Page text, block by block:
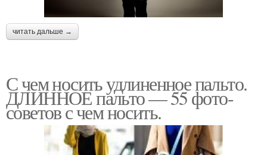
читать дальше →
С чем носить удлиненное пальто.
ДЛИННОЕ пальто — 55 фото-
советов с чем носить.